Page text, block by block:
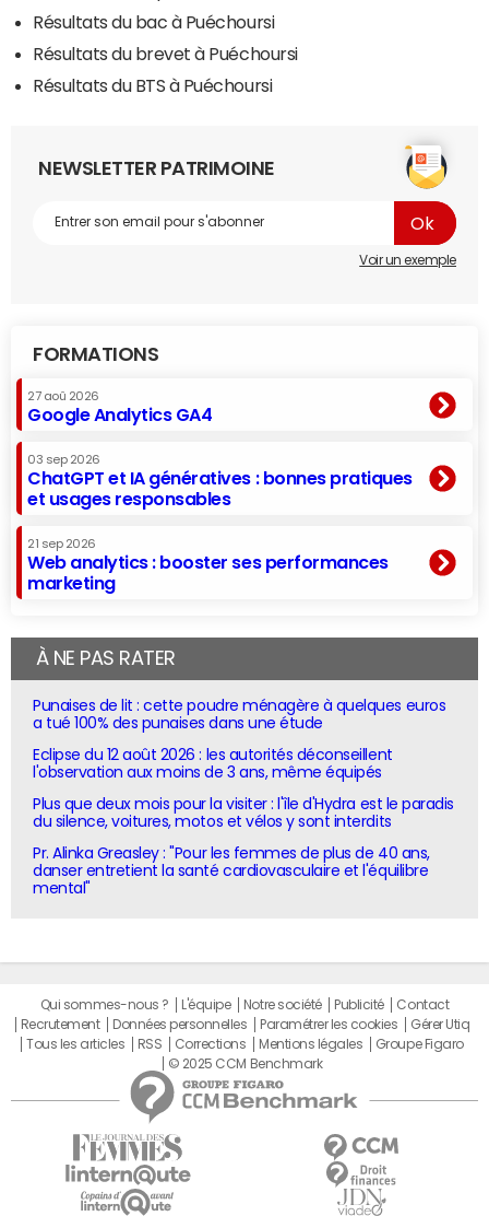
Résultats du bac à Puéchoursi
Résultats du brevet à Puéchoursi
Résultats du BTS à Puéchoursi
NEWSLETTER PATRIMOINE
Voir un exemple
FORMATIONS
27 aoû 2026
Google Analytics GA4
03 sep 2026
ChatGPT et IA génératives : bonnes pratiques
et usages responsables
21 sep 2026
Web analytics : booster ses performances
marketing
À NE PAS RATER
Punaises de lit : cette poudre ménagère à quelques euros
a tué 100% des punaises dans une étude
Eclipse du 12 août 2026 : les autorités déconseillent
l'observation aux moins de 3 ans, même équipés
Plus que deux mois pour la visiter : l'île d'Hydra est le paradis
du silence, voitures, motos et vélos y sont interdits
Pr. Alinka Greasley : "Pour les femmes de plus de 40 ans,
danser entretient la santé cardiovasculaire et l'équilibre
mental"
Qui sommes-nous ? L'équipe Notre société Publicité
Contact
Recrutement
Données personnelles Paramétrer les cookies
Gérer Utiq
Tous les articles
RSS Corrections Mentions légales
Groupe Figaro
© 2025 CCM Benchmark